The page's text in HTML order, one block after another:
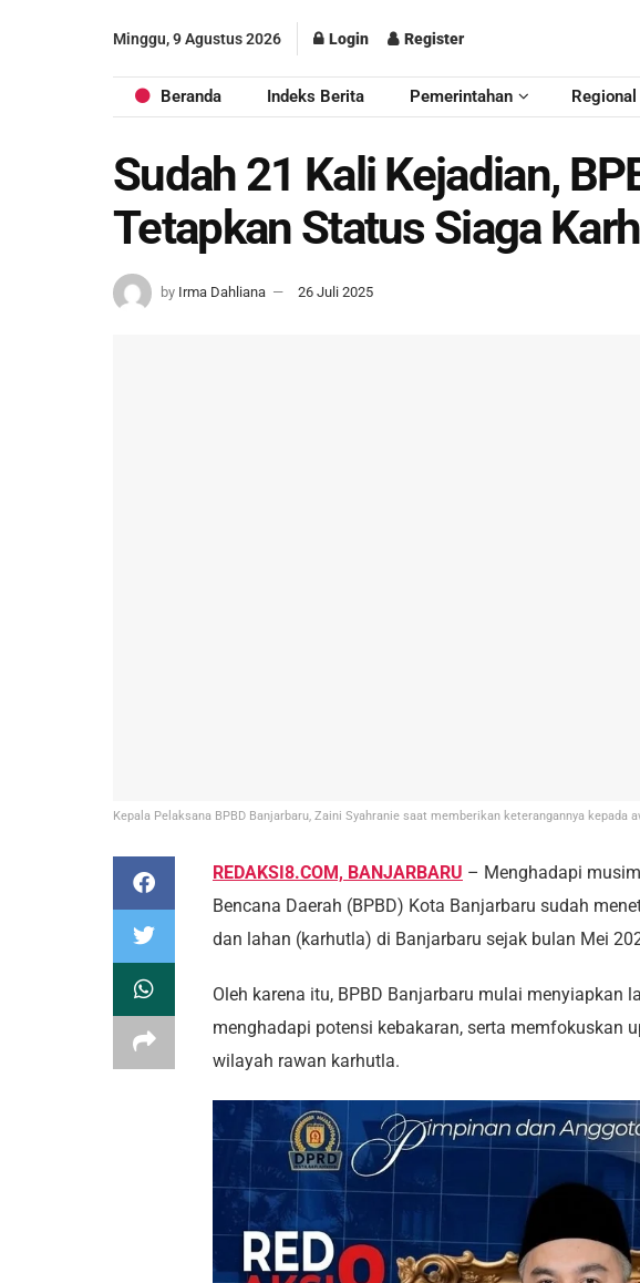
Minggu, 9 Agustus 2026 Login Register
Beranda Indeks Berita Pemerintahan Regional
Sudah 21 Kali Kejadian,
Tetapkan Status Siaga
by Irma Dahliana 26 Juli 2025
Kepala Pelaksana BPBD Banjarbaru, Zaini Syahranie saat memberikan keterangannya
REDAKSI8.COM, BANJARBARU – Menghadapi
Bencana Daerah (BPBD) Kota Banjarbaru sudah
dan lahan (karhutla) di Banjarbaru sejak bulan Mei
Oleh karena itu, BPBD Banjarbaru mulai menyiapkan
menghadapi potensi kebakaran, serta memfokuskan
wilayah rawan karhutla.